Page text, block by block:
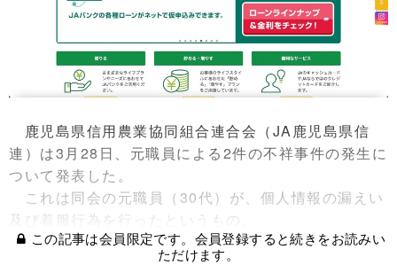
鹿児島県信用農業協同組合連合会（JA鹿児島県信
連）は3月28日、元職員による2件の不祥事件の発生に
ついて発表した。
これは同会の元職員（30代）が、個人情報の漏えい
及び着服行為を行ったというもの。
この記事は会員限定です。会員登録すると続きをお読みい
ただけます。